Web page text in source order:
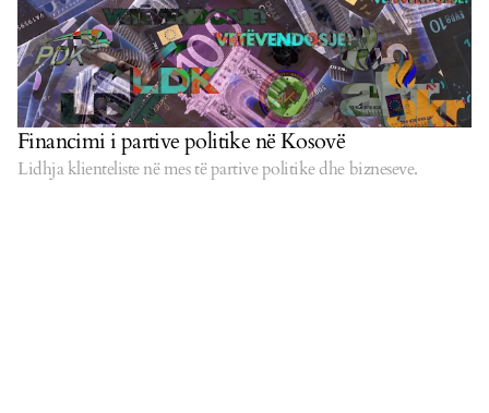
Financimi i partive politike në Kosovë
Lidhja klienteliste në mes të partive politike dhe bizneseve.